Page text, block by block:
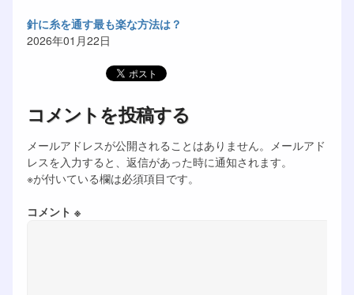
針に糸を通す最も楽な方法は？
2026年01月22日
コメントを投稿する
メールアドレスが公開されることはありません。メールアド
レスを入力すると、返信があった時に通知されます。
※が付いている欄は必須項目です。
コメント ※